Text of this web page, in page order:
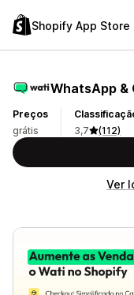
Shopify App Store
WhatsApp &
Preços
grátis
3,7
(112)
Ver